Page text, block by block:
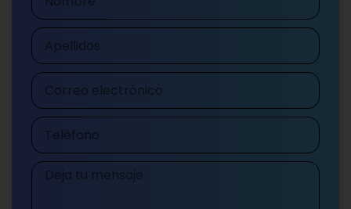
Apellidos
Correo
electrónico
Teléfono
Mensaje